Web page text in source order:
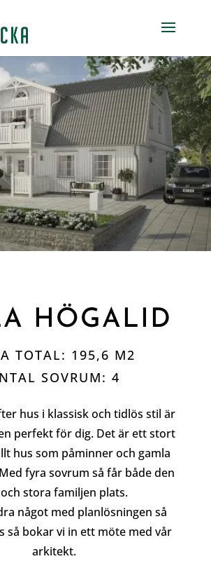
HÖGALID
TOTAL: 195,6 M2
SOVRUM: 4
hus i klassisk och tidlös stil är
perfekt för dig. Det är ett stort
hus som påminner och gamla
fyra sovrum så får både den
stora familjen plats.
något med planlösningen så
så bokar vi in ett möte med vår
arkitekt.